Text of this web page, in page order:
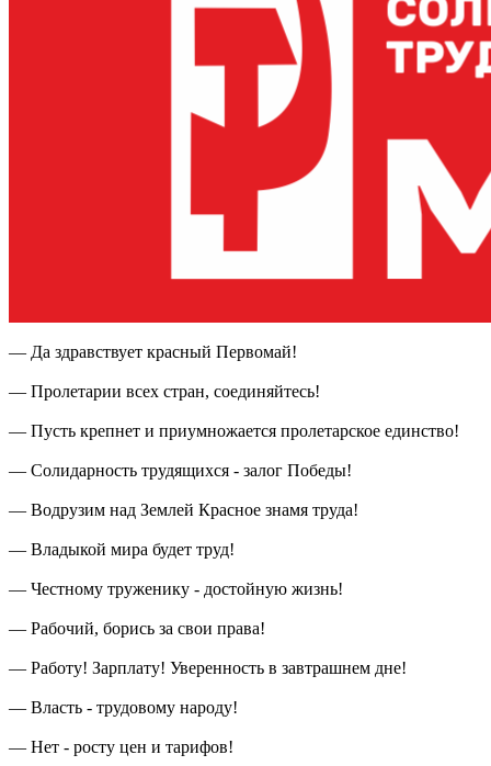
— Да здравствует красный Первомай!
— Пролетарии всех стран, соединяйтесь!
— Пусть крепнет и приумножается пролетарское единство!
— Солидарность трудящихся - залог Победы!
— Водрузим над Землей Красное знамя труда!
— Владыкой мира будет труд!
— Честному труженику - достойную жизнь!
— Рабочий, борись за свои права!
— Работу! Зарплату! Уверенность в завтрашнем дне!
— Власть - трудовому народу!
— Нет - росту цен и тарифов!